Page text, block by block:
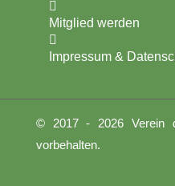

Mitglied werden

Impressum &
© 2017 - 2026 Verein
vorbehalten.